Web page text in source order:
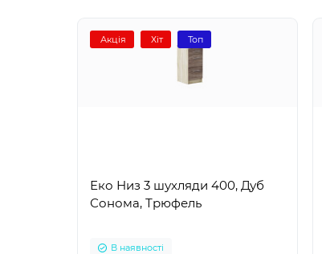
Акція Хіт Топ
Еко Низ 3 шухляди 400, Дуб
Сонома, Трюфель
В наявності